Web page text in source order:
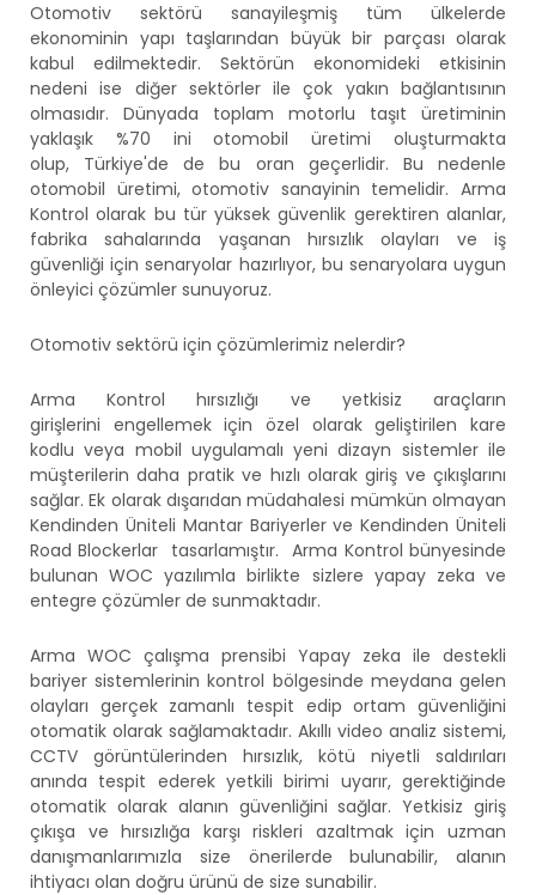
Otomotiv sektörü sanayileşmiş tüm ülkelerde
ekonominin yapı taşlarından büyük bir parçası olarak
kabul edilmektedir. Sektörün ekonomideki etkisinin
nedeni ise diğer sektörler ile çok yakın bağlantısının
olmasıdır. Dünyada toplam motorlu taşıt üretiminin
yaklaşık %70 ini otomobil üretimi oluşturmakta
olup, Türkiye'de de bu oran geçerlidir. Bu nedenle
otomobil üretimi, otomotiv sanayinin temelidir. Arma
Kontrol olarak bu tür yüksek güvenlik gerektiren alanlar,
fabrika sahalarında yaşanan hırsızlık olayları ve iş
güvenliği için senaryolar hazırlıyor, bu senaryolara uygun
önleyici çözümler sunuyoruz.
Otomotiv sektörü için çözümlerimiz nelerdir?
Arma Kontrol hırsızlığı ve yetkisiz araçların
girişlerini engellemek için özel olarak geliştirilen kare
kodlu veya mobil uygulamalı yeni dizayn sistemler ile
müşterilerin daha pratik ve hızlı olarak giriş ve çıkışlarını
sağlar. Ek olarak dışarıdan müdahalesi mümkün olmayan
Kendinden Üniteli Mantar Bariyerler ve Kendinden Üniteli
Road Blockerlar tasarlamıştır. Arma Kontrol bünyesinde
bulunan WOC yazılımla birlikte sizlere yapay zeka ve
entegre çözümler de sunmaktadır.
Arma WOC çalışma prensibi Yapay zeka ile destekli
bariyer sistemlerinin kontrol bölgesinde meydana gelen
olayları gerçek zamanlı tespit edip ortam güvenliğini
otomatik olarak sağlamaktadır. Akıllı video analiz sistemi,
CCTV görüntülerinden hırsızlık, kötü niyetli saldırıları
anında tespit ederek yetkili birimi uyarır, gerektiğinde
otomatik olarak alanın güvenliğini sağlar. Yetkisiz giriş
çıkışa ve hırsızlığa karşı riskleri azaltmak için uzman
danışmanlarımızla size önerilerde bulunabilir, alanın
ihtiyacı olan doğru ürünü de size sunabilir.